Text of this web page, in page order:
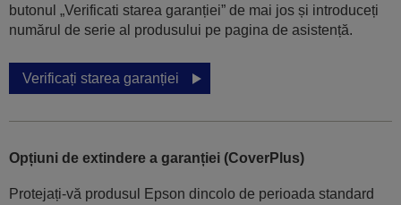
butonul „Verificati starea garanției” de mai jos și introduceți
numărul de serie al produsului pe pagina de asistență.
Verificați starea garanției
Opțiuni de extindere a garanției (CoverPlus)
Protejați-vă produsul Epson dincolo de perioada standard